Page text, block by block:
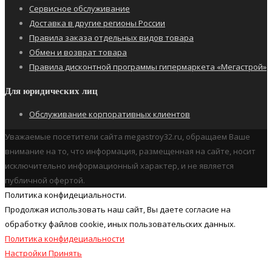
Сервисное обслуживание
Доставка в другие регионы России
Правила заказа отдельных видов товара
Обмен и возврат товара
Правила дисконтной программы гипермаркета «Мегастрой»
Для юридических лиц
Обслуживание корпоративных клиентов
Уважаемые посетители сайта megastroy32.ru, обращаем Ваше
внимание на то, что информация, размещенная на сайте, носит
исключительно информационный характер, и не является
публичной офертой.
Политика конфидециальности.
Продолжая использовать наш cайт, Вы даете согласие на
обработку файлов cookie, иных пользовательских данных.
Политика конфидециальности
Настройки Принять